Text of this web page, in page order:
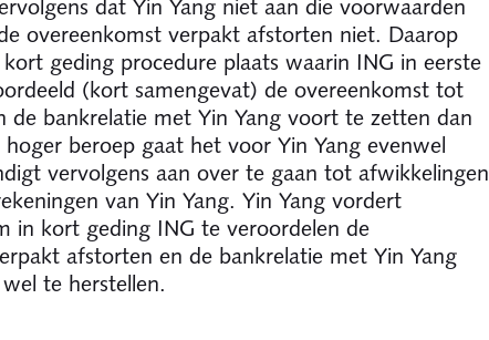
dat Yin Yang niet aan die voorwaarden
overeenkomst verpakt afstorten niet. Daarop
geding procedure plaats waarin ING in eerste
(kort samengevat) de overeenkomst tot
de bankrelatie met Yin Yang voort te zetten dan
beroep gaat het voor Yin Yang evenwel
vervolgens aan over te gaan tot afwikkelingen
van Yin Yang. Yin Yang vordert
in kort geding ING te veroordelen de
afstorten en de bankrelatie met Yin Yang
te herstellen.